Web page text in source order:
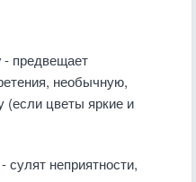
- предвещает
необычную,
(если цветы яркие и
- сулят неприятности,